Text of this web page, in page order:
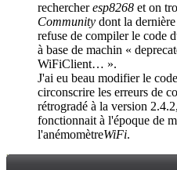
rechercheresp8268 et on
Community dont la
refuse de compiler le code
à base de machin «
WiFiClient… ».
J'ai eu beau modifier le
circonscrire les erreurs de
rétrogradé à la version
fonctionnait à l'époque de
l'anémomètreWiFi.